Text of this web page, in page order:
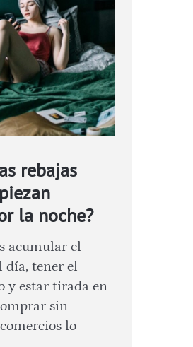
rebajas
la noche?
acumular el
día, tener el
y estar tirada en
sin
lo